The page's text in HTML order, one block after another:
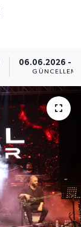
06.06.2026 -
GÜNCELLEME